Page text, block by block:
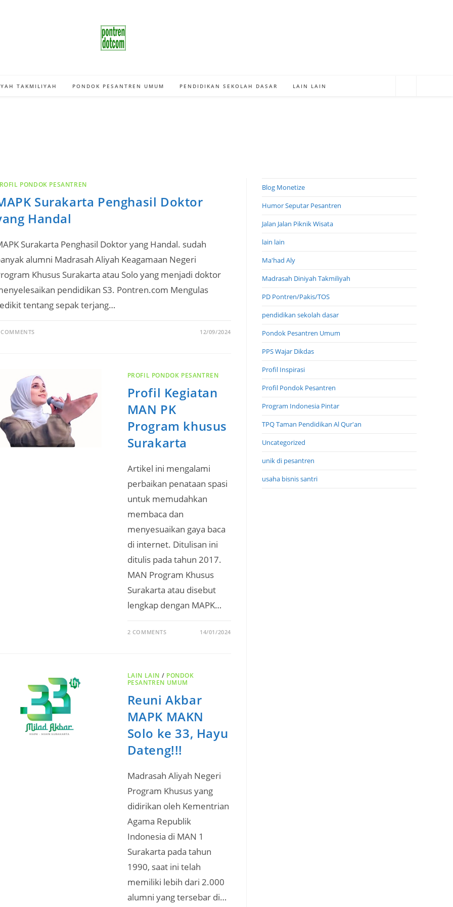
TAKMILIYAH PONDOK PESANTREN UMUM PENDIDIKAN SEKOLAH DASAR LAIN LAIN
PONDOK PESANTREN
Surakarta Penghasil Doktor
Handal
Surakarta Penghasil Doktor yang Handal. sudah
alumni Madrasah Aliyah Keagamaan Negeri
Khusus Surakarta atau Solo yang menjadi doktor
pendidikan S3. Pontren.com Mengulas
tentang sepak terjang…
12/09/2024
PROFIL PONDOK PESANTREN
Profil Kegiatan
MAN PK
Program khusus
Surakarta
Artikel ini mengalami
perbaikan penataan spasi
untuk memudahkan
membaca dan
menyesuaikan gaya baca
di internet. Ditulisan ini
ditulis pada tahun 2017.
MAN Program Khusus
Surakarta atau disebut
lengkap dengan MAPK…
2 COMMENTS 14/01/2024
LAIN LAIN / PONDOK
PESANTREN UMUM
Reuni Akbar
MAPK MAKN
Solo ke 33, Hayu
Dateng!!!
Madrasah Aliyah Negeri
Program Khusus yang
didirikan oleh Kementrian
Agama Republik
Indonesia di MAN 1
Surakarta pada tahun
1990, saat ini telah
memiliki lebih dari 2.000
alumni yang tersebar di…
Blog Monetize
Humor Seputar Pesantren
Jalan Jalan Piknik Wisata
lain lain
Ma'had Aly
Madrasah Diniyah Takmiliyah
PD Pontren/Pakis/TOS
pendidikan sekolah dasar
Pondok Pesantren Umum
PPS Wajar Dikdas
Profil Inspirasi
Profil Pondok Pesantren
Program Indonesia Pintar
TPQ Taman Pendidikan Al Qur'an
Uncategorized
unik di pesantren
usaha bisnis santri